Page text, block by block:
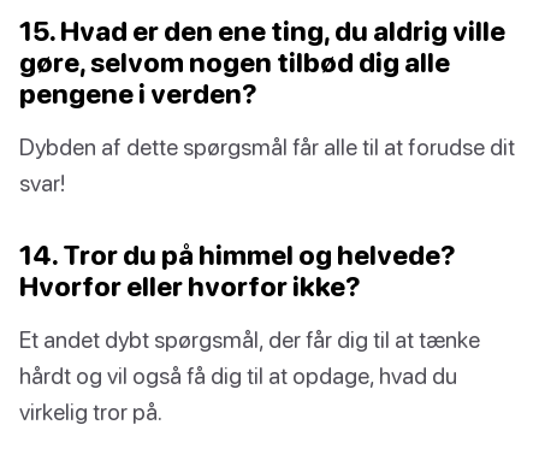
15. Hvad er den ene ting, du aldrig ville
gøre, selvom nogen tilbød dig alle
pengene i verden?
Dybden af dette spørgsmål får alle til at forudse dit
svar!
14. Tror du på himmel og helvede?
Hvorfor eller hvorfor ikke?
Et andet dybt spørgsmål, der får dig til at tænke
hårdt og vil også få dig til at opdage, hvad du
virkelig tror på.